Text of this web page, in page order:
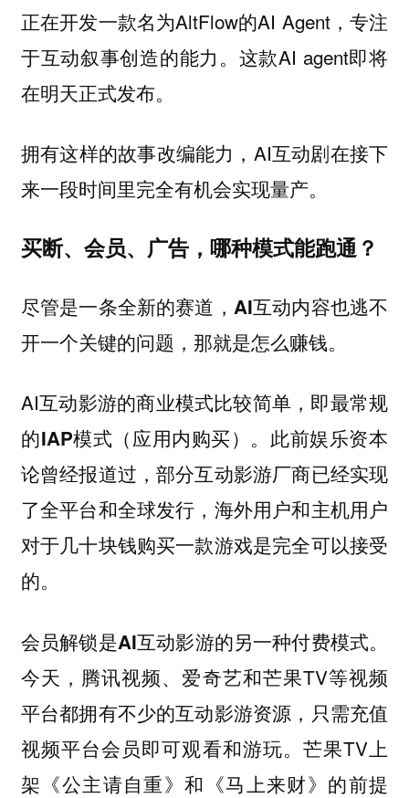
正在开发一款名为AltFlow的AI Agent，专注
于互动叙事创造的能力。这款AI agent即将
在明天正式发布。
拥有这样的故事改编能力，AI互动剧在接下
来一段时间里完全有机会实现量产。
买断、会员、广告，哪种模式能跑通？
尽管是一条全新的赛道， AI互动内容也逃不
开一个关键的问题，那就是怎么赚钱。
AI互动影游的商业模式比较简单 ，即最常规
的IAP模式（应用内购买） 。此前娱乐资本
论曾经报道过，部分互动影游厂商已经实现
了全平台和全球发行，海外用户和主机用户
对于几十块钱购买一款游戏是完全可以接受
的。
会员解锁是AI互动影游的另一种付费模式。
今天，腾讯视频、爱奇艺和芒果TV等视频
平台都拥有不少的互动影游资源，只需充值
视频平台会员即可观看和游玩。芒果TV上
架《公主请自重》和《马上来财》的前提